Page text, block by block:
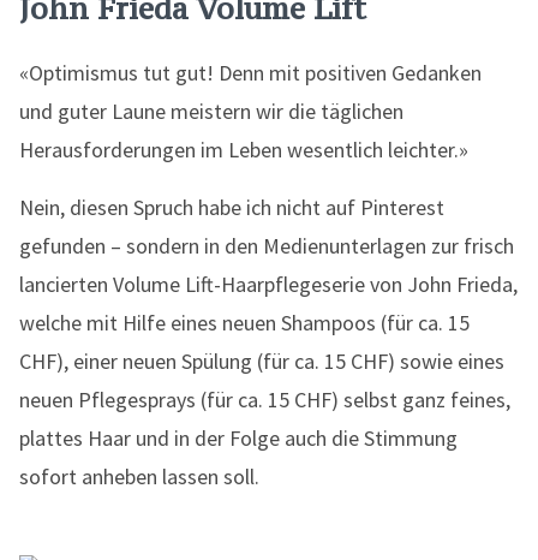
John Frieda Volume Lift
«Optimismus tut gut! Denn mit positiven Gedanken
und guter Laune meistern wir die täglichen
Herausforderungen im Leben wesentlich leichter.»
Nein, diesen Spruch habe ich nicht auf Pinterest
gefunden – sondern in den Medienunterlagen zur frisch
lancierten Volume Lift-Haarpflegeserie von John Frieda,
welche mit Hilfe eines neuen Shampoos (für ca. 15
CHF), einer neuen Spülung (für ca. 15 CHF) sowie eines
neuen Pflegesprays (für ca. 15 CHF) selbst ganz feines,
plattes Haar und in der Folge auch die Stimmung
sofort anheben lassen soll.